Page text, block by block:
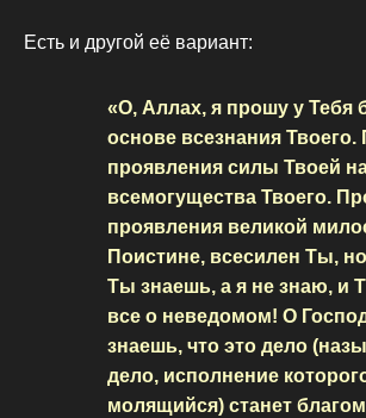
Есть и другой её вариант:
«О, Аллах, я прошу у Тебя
основе всезнания
проявления силы Твоей
всемогущества Твоего.
проявления великой
Поистине, всесилен Ты,
Ты знаешь, а я не знаю, и
все о неведомом! О
знаешь, что это дело
дело, исполнение
молящийся) станет